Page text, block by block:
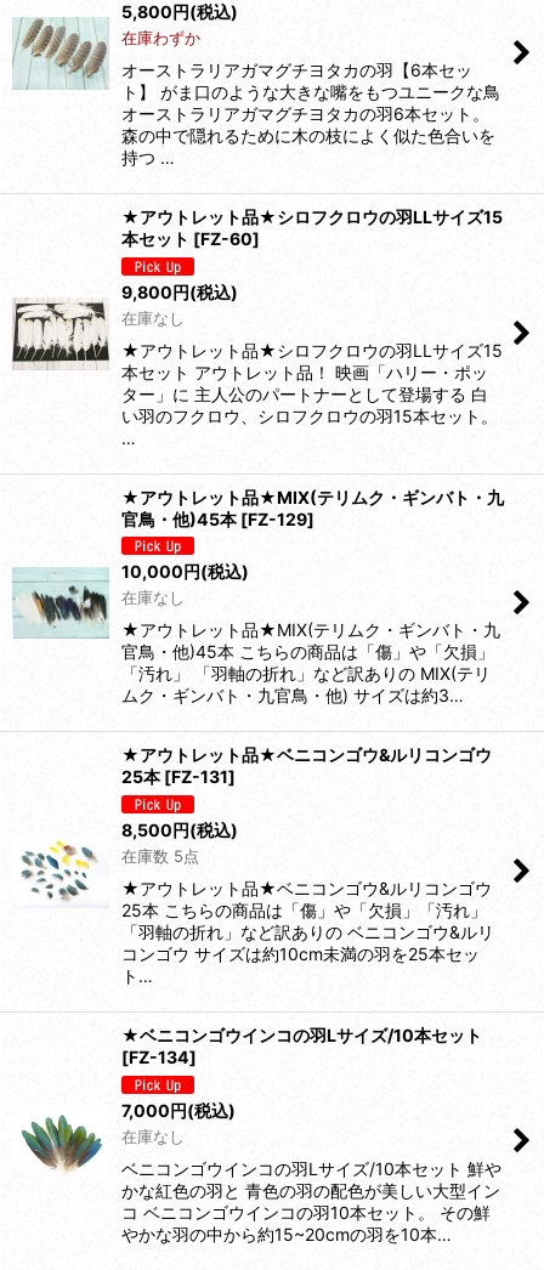
5,800円(税込)
在庫わずか
オーストラリアガマグチヨタカの羽【6本セッ
ト】 がま口のような大きな嘴をもつユニークな鳥
オーストラリアガマグチヨタカの羽6本セット。
森の中で隠れるために木の枝によく似た色合いを
持つ …
★アウトレット品★シロフクロウの羽LLサイズ15
本セット [FZ-60]
9,800円(税込)
在庫なし
★アウトレット品★シロフクロウの羽LLサイズ15
本セット アウトレット品！ 映画「ハリー・ポッ
ター」に 主人公のパートナーとして登場する 白
い羽のフクロウ、シロフクロウの羽15本セット。
…
★アウトレット品★MIX(テリムク・ギンバト・九
官鳥・他)45本 [FZ-129]
10,000円(税込)
在庫なし
★アウトレット品★MIX(テリムク・ギンバト・九
官鳥・他)45本 こちらの商品は「傷」や「欠損」
「汚れ」 「羽軸の折れ」など訳ありの MIX(テリ
ムク・ギンバト・九官鳥・他) サイズは約3…
★アウトレット品★ベニコンゴウ&ルリコンゴウ
25本 [FZ-131]
8,500円(税込)
在庫数 5点
★アウトレット品★ベニコンゴウ&ルリコンゴウ
25本 こちらの商品は「傷」や「欠損」「汚れ」
「羽軸の折れ」など訳ありの ベニコンゴウ&ルリ
コンゴウ サイズは約10cm未満の羽を25本セッ
ト…
★ベニコンゴウインコの羽Lサイズ/10本セット
[FZ-134]
7,000円(税込)
在庫なし
ベニコンゴウインコの羽Lサイズ/10本セット 鮮や
かな紅色の羽と 青色の羽の配色が美しい大型イン
コ ベニコンゴウインコの羽10本セット。 その鮮
やかな羽の中から約15~20cmの羽を10本…